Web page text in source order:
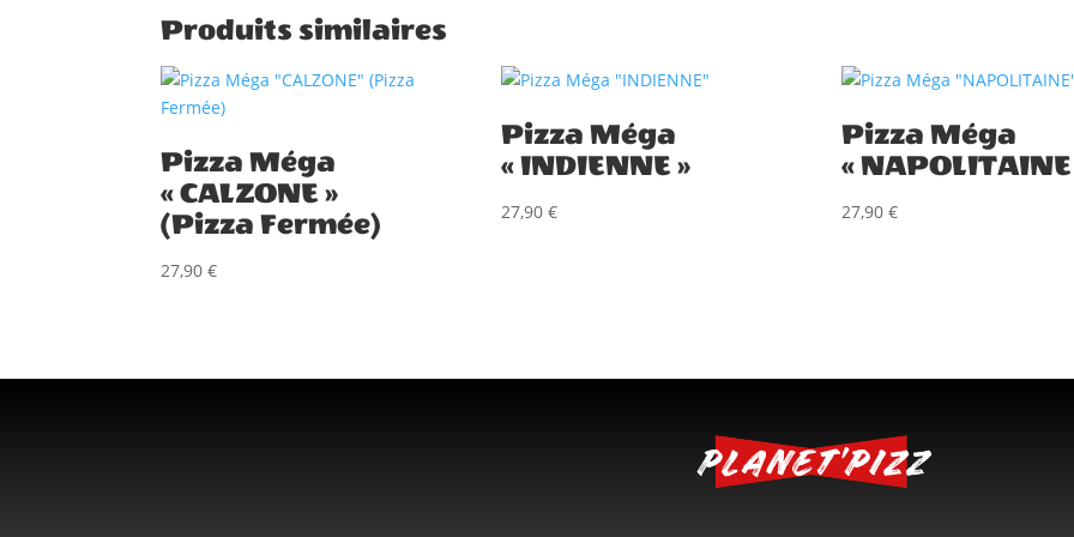
Produits similaires
Pizza Méga
« CALZONE »
(Pizza Fermée)
27,90€
Pizza Méga
« INDIENNE »
27,90 €
Pizza Méga
« NAPOLITAINE
27,90 €